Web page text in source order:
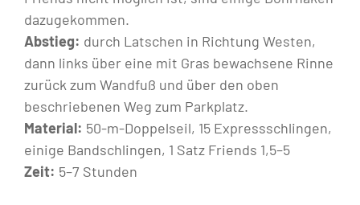
dazugekommen.
Abstieg: durch Latschen in Richtung Westen,
dann links über eine mit Gras bewachsene Rinne
zurück zum Wandfuß und über den oben
beschriebenen Weg zum Parkplatz.
Material: 50-m-Doppelseil, 15 Expressschlingen,
einige Bandschlingen, 1 Satz Friends 1,5–5
Zeit: 5–7 Stunden